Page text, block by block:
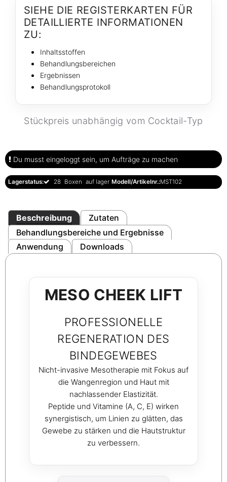
SIEHE DIE REGISTERKARTEN FÜR
DETAILLIERTE INFORMATIONEN
ZU:
Inhaltsstoffen
Behandlungsbereichen
Ergebnissen
Behandlungsprotokoll
Stückpreis unabhängig vom Cocktail-Typ
Du musst eingeloggt sein, um Aufträge zu machen
Lagerstatus: 28 Boxen auf lager Modell/Artikelnr.:MST102
Beschreibung
Zutaten
Behandlungsbereiche und Ergebnisse
Anwendung
Downloads
MESO CHEEK LIFT
PROFESSIONELLE
REGENERATION DES
BINDEGEWEBES
Nicht-invasive Mesotherapie mit Fokus auf
die Wangenregion und Haut mit
nachlassender Elastizität.
Peptide und Vitamine (A, C, E) wirken
synergistisch, um Linien zu glätten, das
Gewebe zu stärken und die Hautstruktur
zu verbessern.